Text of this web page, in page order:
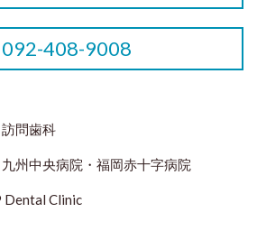
092-408-9008
問歯科
九州中央病院・福岡赤十字病院
Dental Clinic